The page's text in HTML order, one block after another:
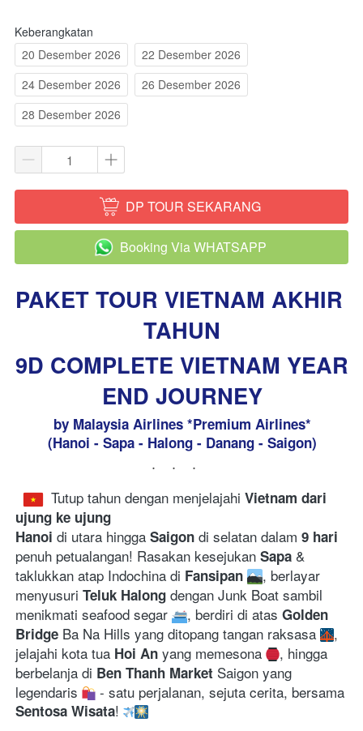
Keberangkatan
20 Desember 2026
22 Desember 2026
24 Desember 2026
26 Desember 2026
28 Desember 2026
` DP TOUR SEKARANG
` Booking Via WHATSAPP
PAKET TOUR VIETNAM AKHIR
TAHUN
9D COMPLETE VIETNAM YEAR
END JOURNEY
by Malaysia Airlines *Premium Airlines*
(Hanoi - Sapa - Halong - Danang - Saigon)
...
Tutup tahun dengan menjelajahi Vietnam dari
ujung ke ujung
Hanoi di utara hingga Saigon di selatan dalam 9 hari
penuh petualangan! Rasakan kesejukan Sapa &
taklukkan atap Indochina di Fansipan
, berlayar
menyusuri Teluk Halong dengan Junk Boat sambil
menikmati seafood segar
, berdiri di atas Golden
Bridge Ba Na Hills yang ditopang tangan raksasa
,
jelajahi kota tua Hoi An yang memesona
, hingga
berbelanja di Ben Thanh Market Saigon yang
legendaris
Sentosa Wisata!